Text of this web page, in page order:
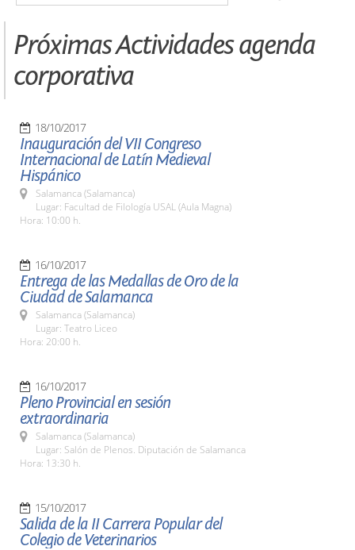
Próximas Actividades agenda
corporativa
18/10/2017
Inauguración del VII Congreso
Internacional de Latín Medieval
Hispánico
Salamanca (Salamanca)
Lugar: Facultad de Filología USAL (Aula Magna)
Hora: 10:00 h.
16/10/2017
Entrega de las Medallas de Oro de la
Ciudad de Salamanca
Salamanca (Salamanca)
Lugar: Teatro Liceo
Hora: 20:00 h.
16/10/2017
Pleno Provincial en sesión
extraordinaria
Salamanca (Salamanca)
Lugar: Salón de Plenos. Diputación de Salamanca
Hora: 13:30 h.
15/10/2017
Salida de la II Carrera Popular del
Colegio de Veterinarios